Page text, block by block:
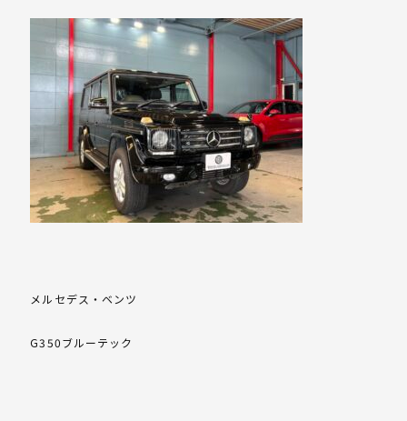
メルセデス・ベンツ
G350ブルーテック